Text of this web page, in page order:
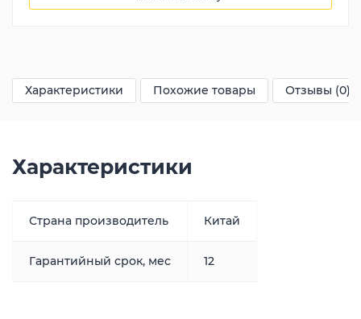
Характеристики Похожие товары Отзывы (0)
Характеристики
Страна производитель Китай
Гарантийный срок, мес 12